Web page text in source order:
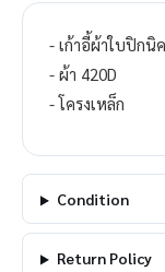
- เก้าอี้ผ้าใบปิกนิ
- ผ้า 420D
- โครงเหล็ก
Condition
Return Policy